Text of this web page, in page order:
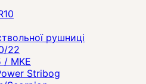
рушниці
22
/ MKE
Stribog